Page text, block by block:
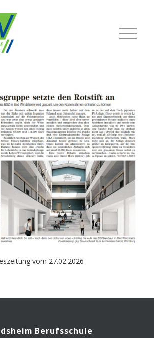
vom 27.02.2026
Berufsschule